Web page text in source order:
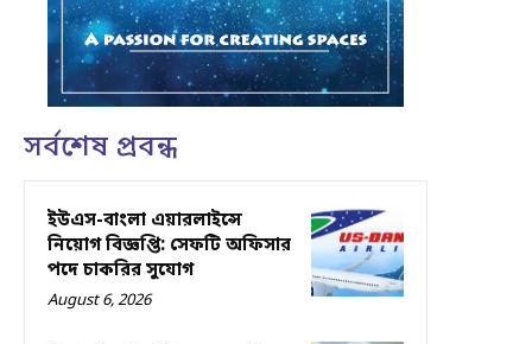
সর্বশেষ প্রবন্ধ
ইউএস-বাংলা এয়ারলাইন্সে
নিয়োগ বিজ্ঞপ্তি: সেফটি অফিসার
পদে চাকরির সুযোগ
August 6, 2026